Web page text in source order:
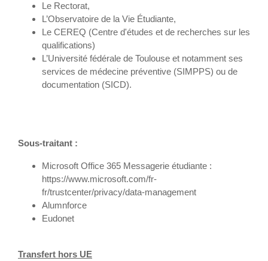
Le Rectorat,
L’Observatoire de la Vie Étudiante,
Le CEREQ (Centre d'études et de recherches sur les
qualifications)
L’Université fédérale de Toulouse et notamment ses
services de médecine préventive (SIMPPS) ou de
documentation (SICD).
Sous-traitant :
Microsoft Office 365 Messagerie étudiante :
https://www.microsoft.com/fr-
fr/trustcenter/privacy/data-management
Alumnforce
Eudonet
Transfert hors UE